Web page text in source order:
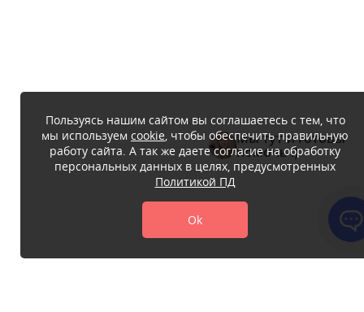
Пользуясь нашим сайтом вы соглашаетесь с тем, что
мы используем cookie, чтобы обеспечить правильную
работу сайта. А так же даете согласие на обработку
персональных данных в целях, предусмотренных
Политикой ПД
Ok
Мы тут и готовы
помочь :)